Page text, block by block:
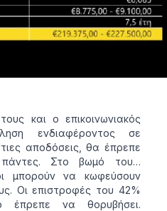
και ο επικοινωνιακός
ενδιαφέροντος σε
αποδόσεις, θα έπρεπε
Στο βωμό του…
μπορούν να κωφεύσουν
Οι επιστροφές του 42%
έπρεπε να θορυβήσει.